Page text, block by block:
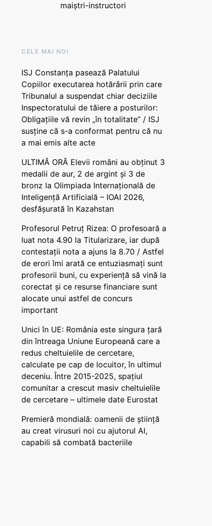
maiștri-instructori
CELE MAI NOI
ISJ Constanța pasează Palatului
Copiilor executarea hotărârii prin care
Tribunalul a suspendat chiar deciziile
Inspectoratului de tăiere a posturilor:
Obligațiile vă revin „în totalitate” / ISJ
susține că s-a conformat pentru că nu
a mai emis alte acte
ULTIMĂ ORĂ Elevii români au obținut 3
medalii de aur, 2 de argint și 3 de
bronz la Olimpiada Internațională de
Inteligență Artificială – IOAI 2026,
desfășurată în Kazahstan
Profesorul Petruț Rizea: O profesoară a
luat nota 4.90 la Titularizare, iar după
contestații nota a ajuns la 8.70 / Astfel
de erori îmi arată ce entuziasmați sunt
profesorii buni, cu experiență să vină la
corectat și ce resurse financiare sunt
alocate unui astfel de concurs
important
Unici în UE: România este singura țară
din întreaga Uniune Europeană care a
redus cheltuielile de cercetare,
calculate pe cap de locuitor, în ultimul
deceniu. Între 2015-2025, spațiul
comunitar a crescut masiv cheltuielile
de cercetare – ultimele date Eurostat
Premieră mondială: oamenii de știință
au creat virusuri noi cu ajutorul AI,
capabili să combată bacteriile